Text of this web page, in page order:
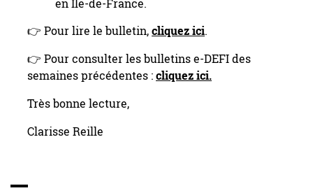
en Île-de-France.
👉 Pour lire le bulletin,cliquez ici.
👉 Pour consulter les bulletins e-DEFI des
semaines précédentes :cliquez ici.
Très bonne lecture,
Clarisse Reille